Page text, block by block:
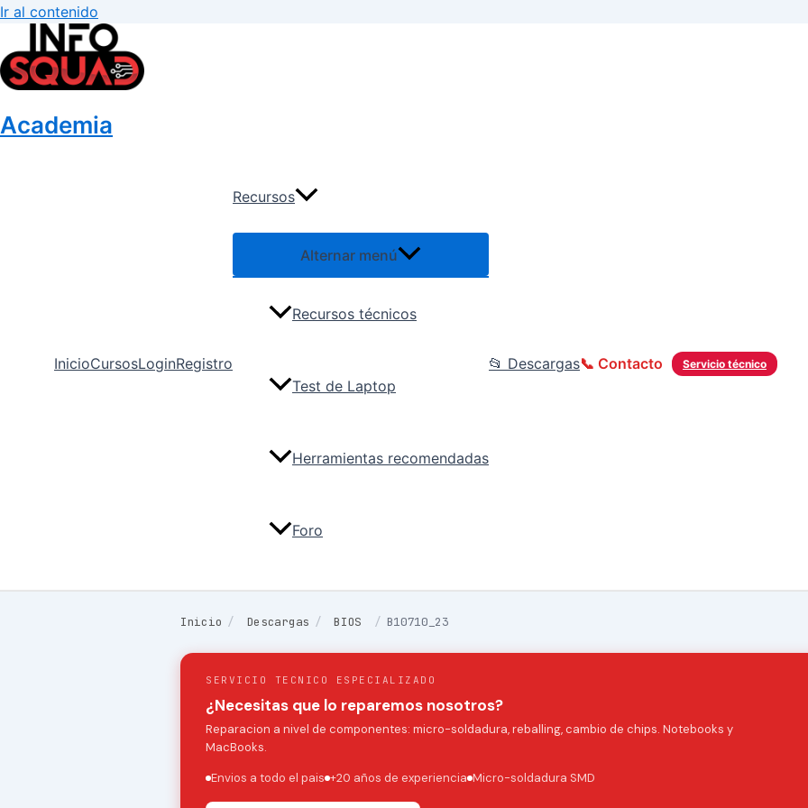
Ir al contenido
Academia
InicioCursosLoginRegistro
Recursos
Alternar menú
Recursos técnicos
Test de Laptop
Herramientas recomendadas
Foro
📂 Descargas Servicio técnico
📞 Contacto
Inicio / Descargas / BIOS / B10710_23
SERVICIO TECNICO ESPECIALIZADO
¿Necesitas que lo reparemos nosotros?
Reparacion a nivel de componentes: micro-soldadura, reballing, cambio de chips. Notebooks y
MacBooks.
Envios a todo el pais +20 años de experiencia Micro-soldadura SMD